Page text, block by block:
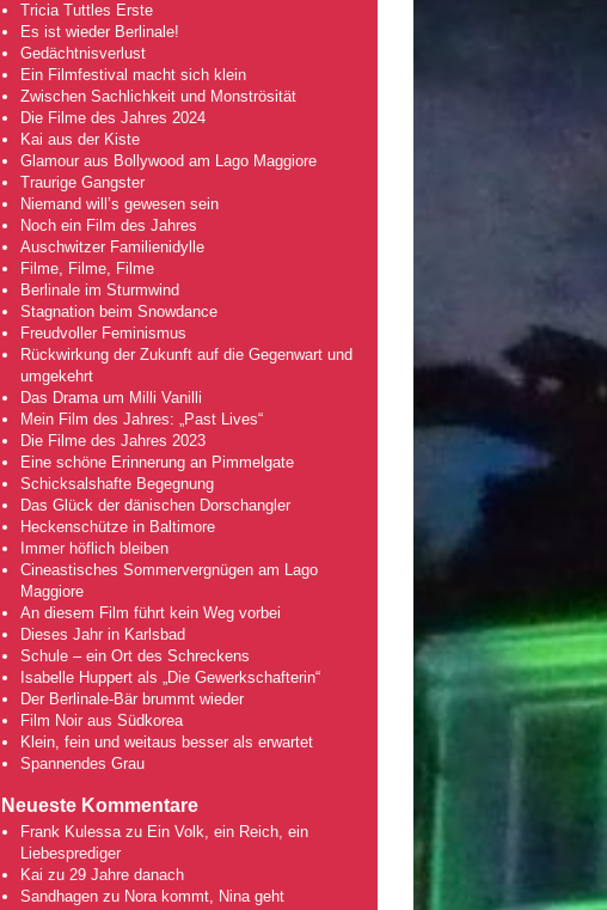
Tricia Tuttles Erste
Es ist wieder Berlinale!
Gedächtnisverlust
Ein Filmfestival macht sich klein
Zwischen Sachlichkeit und Monströsität
Die Filme des Jahres 2024
Kai aus der Kiste
Glamour aus Bollywood am Lago Maggiore
Traurige Gangster
Niemand will’s gewesen sein
Noch ein Film des Jahres
Auschwitzer Familienidylle
Filme, Filme, Filme
Berlinale im Sturmwind
Stagnation beim Snowdance
Freudvoller Feminismus
Rückwirkung der Zukunft auf die Gegenwart und
umgekehrt
Das Drama um Milli Vanilli
Mein Film des Jahres: „Past Lives“
Die Filme des Jahres 2023
Eine schöne Erinnerung an Pimmelgate
Schicksalshafte Begegnung
Das Glück der dänischen Dorschangler
Heckenschütze in Baltimore
Immer höflich bleiben
Cineastisches Sommervergnügen am Lago
Maggiore
An diesem Film führt kein Weg vorbei
Dieses Jahr in Karlsbad
Schule – ein Ort des Schreckens
Isabelle Huppert als „Die Gewerkschafterin“
Der Berlinale-Bär brummt wieder
Film Noir aus Südkorea
Klein, fein und weitaus besser als erwartet
Spannendes Grau
Neueste Kommentare
Frank Kulessazu Ein Volk, ein Reich, ein
Liebesprediger
Kai zu 29 Jahre danach
Sandhagenzu Nora kommt, Nina geht